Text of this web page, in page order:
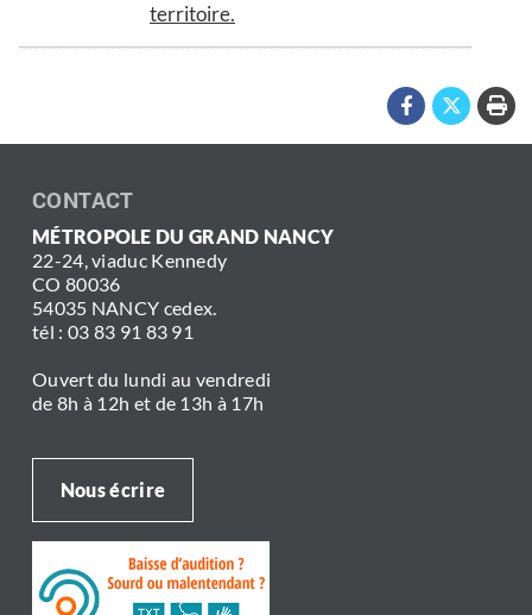
territoire.
CONTACT
MÉTROPOLE DU GRAND NANCY
22-24, viaduc Kennedy
CO 80036
54035 NANCY cedex.
tél : 03 83 91 83 91
Ouvert du lundi au vendredi
de 8h à 12h et de 13h à 17h
Nous écrire